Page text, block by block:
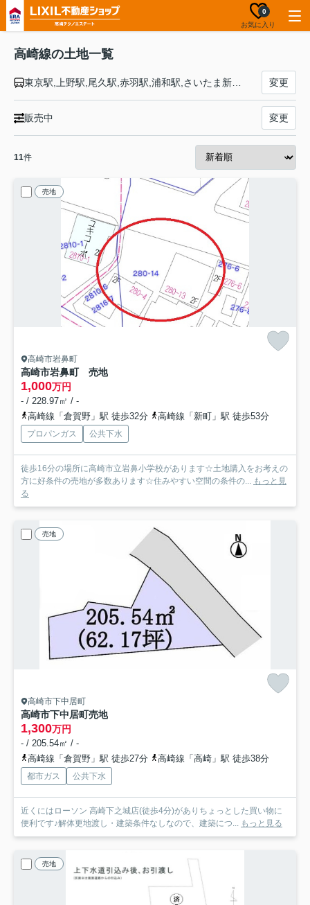
お気に入り
0
高崎線の土地一覧
変更
販売中 変更
11件
売地
高崎市岩鼻町
高崎市岩鼻町 売地
1,000万円
- / 228.97㎡ / -
高崎線「倉賀野」駅 徒歩32分
高崎線「新町」駅 徒歩53分
プロパンガス 公共下水
徒歩16分の場所に高崎市立岩鼻小学校があります☆土地購入をお考えの
方に好条件の売地が多数あります☆住みやすい空間の条件の... もっと見
る
売地
高崎市下中居町
高崎市下中居町売地
1,300万円
- / 205.54㎡ / -
高崎線「倉賀野」駅 徒歩27分
高崎線「高崎」駅 徒歩38分
都市ガス 公共下水
近くにはローソン 高崎下之城店(徒歩4分)がありちょっとした買い物に
便利です♪解体更地渡し・建築条件なしなので、建築につ... もっと見る
売地